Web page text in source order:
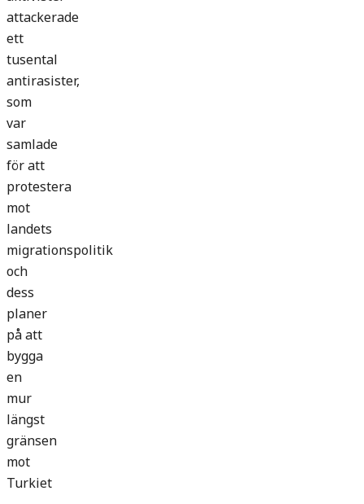
attackerade
ett
tusental
antirasister,
som
var
samlade
för att
protestera
mot
landets
migrationspolitik
och
dess
planer
på att
bygga
en
mur
längst
gränsen
mot
Turkiet